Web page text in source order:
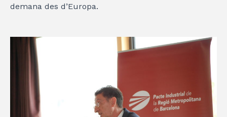
demana des d’Europa.